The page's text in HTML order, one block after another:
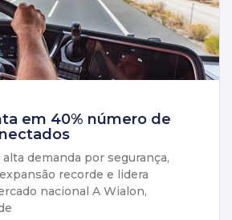
em 40% número de
demanda por segurança,
recorde e lidera
nacional A Wialon,